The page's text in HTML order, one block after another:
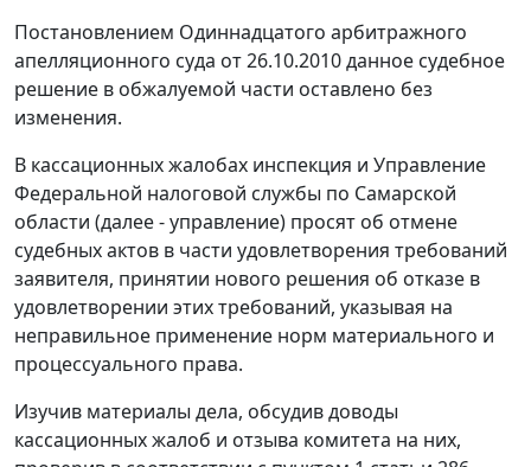
Постановлением Одиннадцатого арбитражного
апелляционного суда от 26.10.2010 данное судебное
решение в обжалуемой части оставлено без
изменения.
В кассационных жалобах инспекция и Управление
Федеральной налоговой службы по Самарской
области (далее - управление) просят об отмене
судебных актов в части удовлетворения требований
заявителя, принятии нового решения об отказе в
удовлетворении этих требований, указывая на
неправильное применение норм материального и
процессуального права.
Изучив материалы дела, обсудив доводы
кассационных жалоб и отзыва комитета на них,